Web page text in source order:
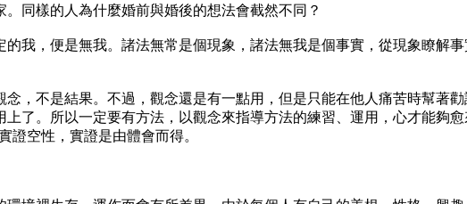
同樣的人為什麼婚前與婚後的想法會截然不同？
，便是無我。諸法無常是個現象，諸法無我是個事實，從現象瞭解
不是結果。不過，觀念還是有一點用，但是只能在他人痛苦時幫著
了。所以一定要有方法，以觀念來指導方法的練習、運用，心才能夠
空性，實證是由體會而得。